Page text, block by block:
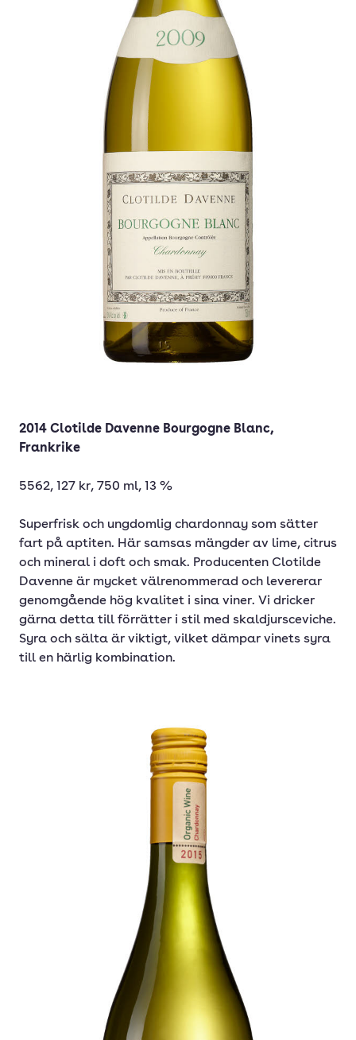
2014 Clotilde Davenne Bourgogne Blanc,
Frankrike
5562, 127 kr, 750 ml, 13 %
Superfrisk och ungdomlig chardonnay som sätter
fart på aptiten. Här samsas mängder av lime, citrus
och mineral i doft och smak. Producenten Clotilde
Davenne är mycket välrenommerad och levererar
genomgående hög kvalitet i sina viner. Vi dricker
gärna detta till förrätter i stil med skaldjursceviche.
Syra och sälta är viktigt, vilket dämpar vinets syra
till en härlig kombination.